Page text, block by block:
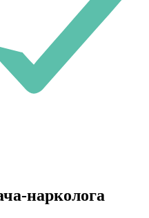
нарколога